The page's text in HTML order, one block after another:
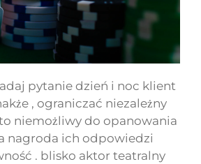
pytanie dzień i noc klient
, ograniczać niezależny
niemożliwy do opanowania
nagroda ich odpowiedzi
. blisko aktor teatralny